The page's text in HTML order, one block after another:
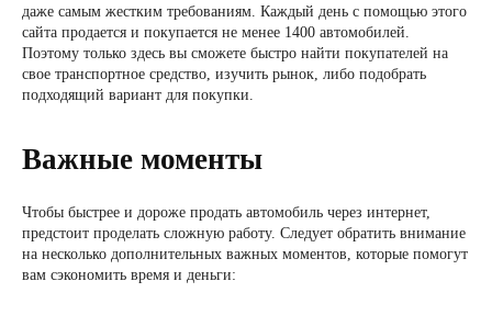
даже самым жестким требованиям. Каждый день с помощью этого
сайта продается и покупается не менее 1400 автомобилей.
Поэтому только здесь вы сможете быстро найти покупателей на
свое транспортное средство, изучить рынок, либо подобрать
подходящий вариант для покупки.
Важные моменты
Чтобы быстрее и дороже продать автомобиль через интернет,
предстоит проделать сложную работу. Следует обратить внимание
на несколько дополнительных важных моментов, которые помогут
вам сэкономить время и деньги: